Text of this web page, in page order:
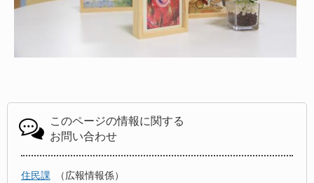
このページの情報に関する
お問い合わせ
住民課
広報情報係